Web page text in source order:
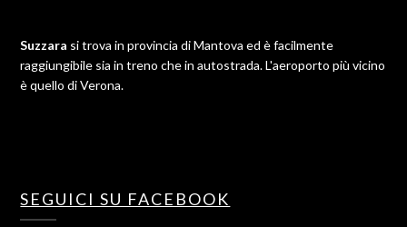
Suzzara si trova in provincia di Mantova ed è facilmente
raggiungibile sia in treno che in autostrada. L'aeroporto più vicino
è quello di Verona.
SEGUICI SU FACEBOOK